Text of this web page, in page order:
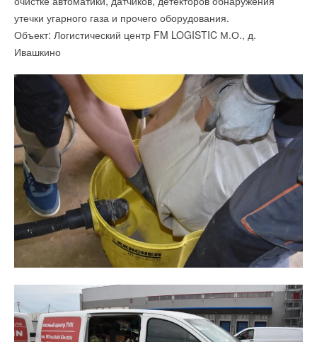
утечки угарного газа и прочего оборудования.
Объект: Логистический центр FM LOGISTIC М.О., д.
Ивашкино
Текст комментария